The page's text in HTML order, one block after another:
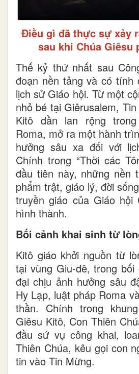
Điều gì đã thực sự xảy
sau khi Chúa Giêsu
Thế kỷ thứ nhất sau
đoạn nền tảng và có tính
lịch sử Giáo hội. Từ một
nhỏ bé tại Giêrusalem,
Kitô dần lan rộng
Roma, mở ra một hành
hưởng sâu xa đối với
Chính trong “Thời các
đầu tiên này, những nền
phẩm trật, giáo lý, đời
truyền giáo của Giáo hội
hình thành.
Bối cảnh khai sinh từ
Kitô giáo khởi nguồn từ
tại vùng Giu-đê, trong
đại chịu ảnh hưởng sâu
Hy Lạp, luật pháp Roma
thần. Chính trong
Giêsu Kitô, Con Thiên
đầu sứ vụ công khai,
Thiên Chúa, kêu gọi con
tin vào Tin Mừng.